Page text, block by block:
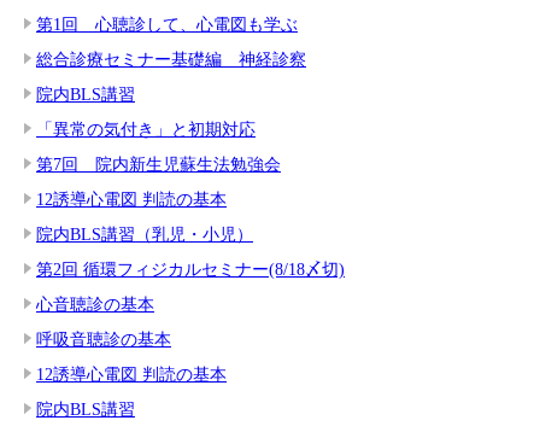
第1回 心聴診して、心電図も学ぶ
総合診療セミナー基礎編 神経診察
院内BLS講習
「異常の気付き」と初期対応
第7回 院内新生児蘇生法勉強会
12誘導心電図 判読の基本
院内BLS講習（乳児・小児）
第2回 循環フィジカルセミナー(8/18〆切)
心音聴診の基本
呼吸音聴診の基本
12誘導心電図 判読の基本
院内BLS講習